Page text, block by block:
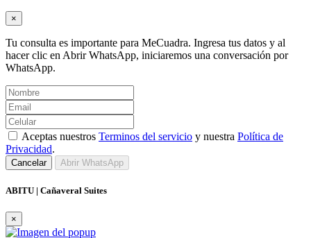
×
Tu consulta es importante para MeCuadra. Ingresa tus datos y al
hacer clic en Abrir WhatsApp, iniciaremos una conversación por
WhatsApp.
Aceptas nuestros Terminos del servicio y nuestra Política de
Privacidad.
Cancelar Abrir WhatsApp
ABITU | Cañaveral Suites
×